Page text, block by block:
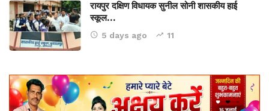
रायपुर दक्षिण विधायक सुनील सोनी शासकीय हाई
स्कूल…
5 days ago 11